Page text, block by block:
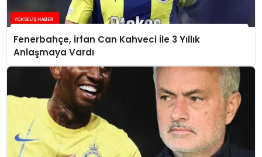
Fenerbahçe, İrfan Can Kahveci İle 3 Yıllık
Anlaşmaya Vardı